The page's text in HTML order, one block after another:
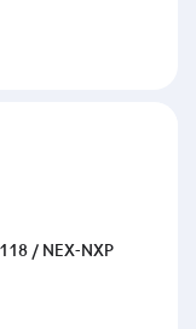
/ NEX-NXP